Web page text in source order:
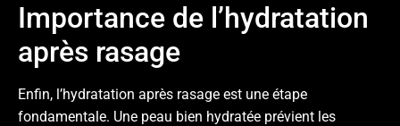
Importance de l’hydratation
après rasage
Enfin, l’hydratation après rasage est une étape
fondamentale. Une peau bien hydratée prévient les